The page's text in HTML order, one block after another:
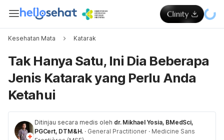
Kesehatan Mata Katarak
Tak Hanya Satu, Ini Dia Beberapa
Jenis Katarak yang Perlu Anda
Ketahui
Ditinjau secara medis oleh dr. Mikhael Yosia, BMedSci,
PGCert, DTM&H. · General Practitioner · Medicine Sans